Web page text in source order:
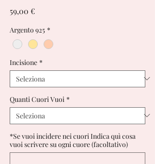
59,00 €Prezzo
Argento 925 *
Incisione *
Quanti Cuori Vuoi *
*Se vuoi incidere nei cuori Indica quì cosa
vuoi scrivere su ogni cuore (facoltativo)